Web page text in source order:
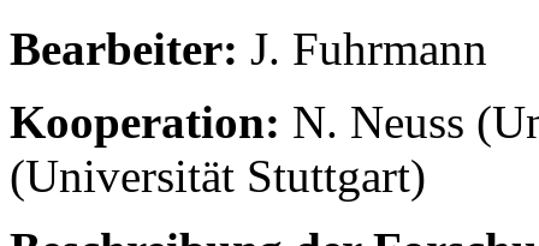
Bearbeiter: J. Fuhrmann
Kooperation: N. Neuss
(Universität Stuttgart)